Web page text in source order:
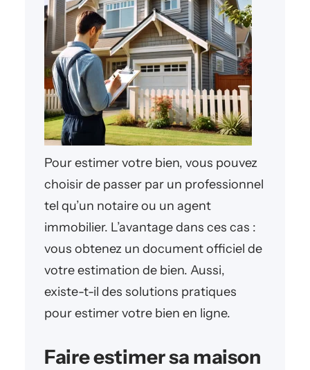
Pour estimer votre bien, vous pouvez
choisir de passer par un professionnel
tel qu’un notaire ou un agent
immobilier. L’avantage dans ces cas :
vous obtenez un document officiel de
votre estimation de bien. Aussi,
existe-t-il des solutions pratiques
pour estimer votre bien en ligne.
Faire estimer sa maison